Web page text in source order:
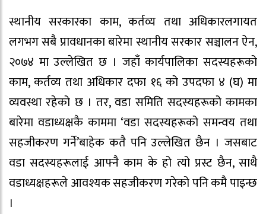
स्थानीय सरकारका काम, कर्तव्य तथा अधिकारलगायत
लगभग सबै प्रावधानका बारेमा स्थानीय सरकार सञ्चालन ऐन,
२०७४ मा उल्लेखित छ । जहाँ कार्यपालिका सदस्यहरूको
काम, कर्तव्य तथा अधिकार दफा १६ को उपदफा ४ (घ) मा
व्यवस्था रहेको छ । तर, वडा समिति सदस्यहरूको कामका
बारेमा वडाध्यक्षकै काममा ‘वडा सदस्यहरूको समन्वय तथा
सहजीकरण गर्ने’बाहेक कतै पनि उल्लेखित छैन । जसबाट
वडा सदस्यहरूलाई आफ्नै काम के हो त्यो प्रस्ट छैन, साथै
वडाध्यक्षहरूले आवश्यक सहजीकरण गरेको पनि कमै पाइन्छ
।